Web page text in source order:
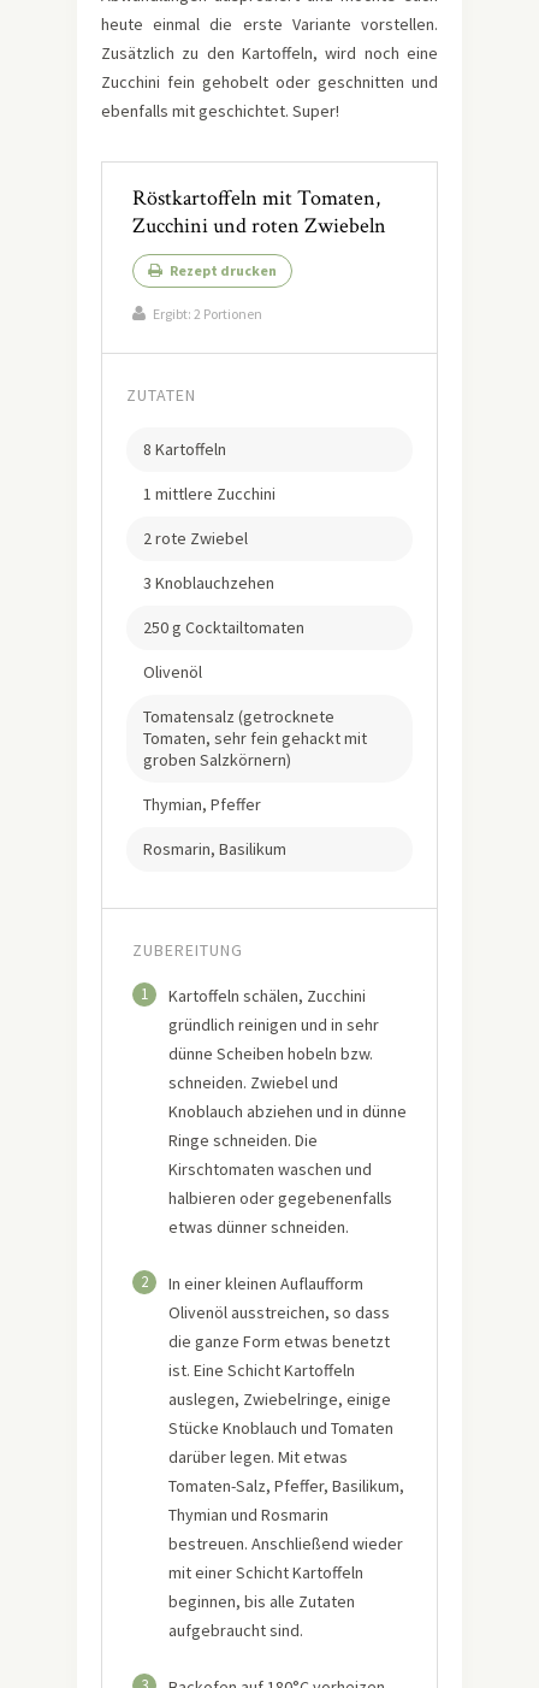
heute einmal die erste Variante vorstellen.
Zusätzlich zu den Kartoffeln, wird noch eine
Zucchini fein gehobelt oder geschnitten und
ebenfalls mit geschichtet. Super!
Röstkartoffeln mit Tomaten,
Zucchini und roten Zwiebeln
Rezept drucken
Ergibt: 2 Portionen
ZUTATEN
8 Kartoffeln
1 mittlere Zucchini
2 rote Zwiebel
3 Knoblauchzehen
250 g Cocktailtomaten
Olivenöl
Tomatensalz (getrocknete
Tomaten, sehr fein gehackt mit
groben Salzkörnern)
Thymian, Pfeffer
Rosmarin, Basilikum
ZUBEREITUNG
1
Kartoffeln schälen, Zucchini
gründlich reinigen und in sehr
dünne Scheiben hobeln bzw.
schneiden. Zwiebel und
Knoblauch abziehen und in dünne
Ringe schneiden. Die
Kirschtomaten waschen und
halbieren oder gegebenenfalls
etwas dünner schneiden.
2
In einer kleinen Auflaufform
Olivenöl ausstreichen, so dass
die ganze Form etwas benetzt
ist. Eine Schicht Kartoffeln
auslegen, Zwiebelringe, einige
Stücke Knoblauch und Tomaten
darüber legen. Mit etwas
Tomaten-Salz, Pfeffer, Basilikum,
Thymian und Rosmarin
bestreuen. Anschließend wieder
mit einer Schicht Kartoffeln
beginnen, bis alle Zutaten
aufgebraucht sind.